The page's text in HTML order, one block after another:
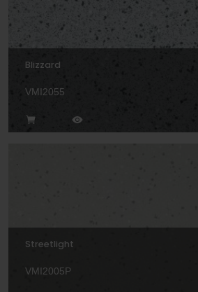
Blizzard
VMI2055
Streetlight
VMI2005P